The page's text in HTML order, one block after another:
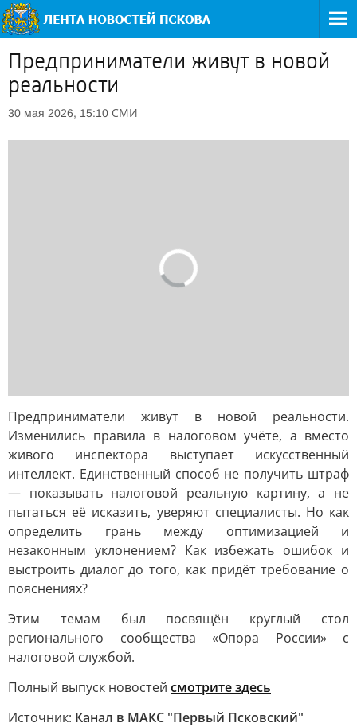
Предприниматели живут в новой
реальности
30 мая 2026, 15:10 СМИ
Предприниматели живут в новой реальности.
Изменились правила в налоговом учёте, а вместо
живого инспектора выступает искусственный
интеллект. Единственный способ не получить штраф
— показывать налоговой реальную картину, а не
пытаться её исказить, уверяют специалисты. Но как
определить грань между оптимизацией и
незаконным уклонением? Как избежать ошибок и
выстроить диалог до того, как придёт требование о
пояснениях?
Этим темам был посвящён круглый стол
регионального сообщества «Опора России» с
налоговой службой.
Полный выпуск новостей смотрите здесь
Источник: Канал в МАКС "Первый Псковский"